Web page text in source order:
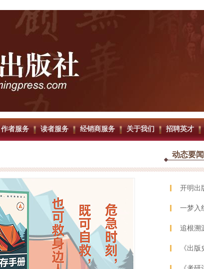
作者服务 读者服务 经销商服务 关于我们 招聘英才
动态要闻
开明出
一梦入
追根溯
《出